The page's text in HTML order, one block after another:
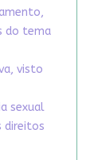
do tema
visto
sexual
direitos